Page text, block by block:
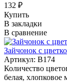
132 ₽
Купить
В закладки
В сравнение
Зайчонок с
Артикул: B174
Количество
белая, хлопковое